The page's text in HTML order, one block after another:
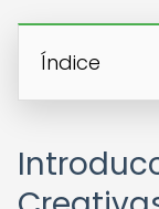
Índice